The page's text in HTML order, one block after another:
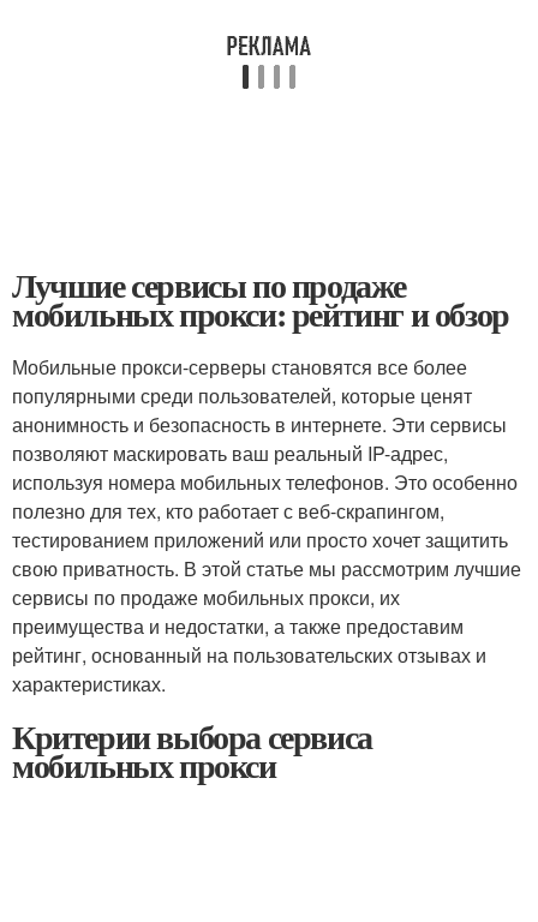
Лучшие сервисы по продаже
мобильных прокси: рейтинг и обзор
Мобильные прокси-серверы становятся все более
популярными среди пользователей, которые ценят
анонимность и безопасность в интернете. Эти сервисы
позволяют маскировать ваш реальный IP-адрес,
используя номера мобильных телефонов. Это особенно
полезно для тех, кто работает с веб-скрапингом,
тестированием приложений или просто хочет защитить
свою приватность. В этой статье мы рассмотрим лучшие
сервисы по продаже мобильных прокси, их
преимущества и недостатки, а также предоставим
рейтинг, основанный на пользовательских отзывах и
характеристиках.
Критерии выбора сервиса
мобильных прокси